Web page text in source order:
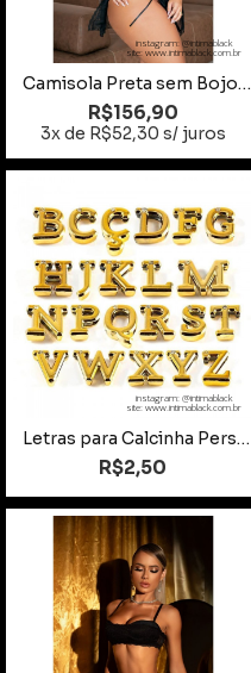
instagram: @intimablack
site: www.intimablack.com.br
Camisola Preta sem Bojo com Fitas Tamanho 48
R$156,90
3x de R$52,30 s/ juros
instagram: @intimablack
site: www.intimablack.com.br
Letras para Calcinha Personalizada
R$2,50